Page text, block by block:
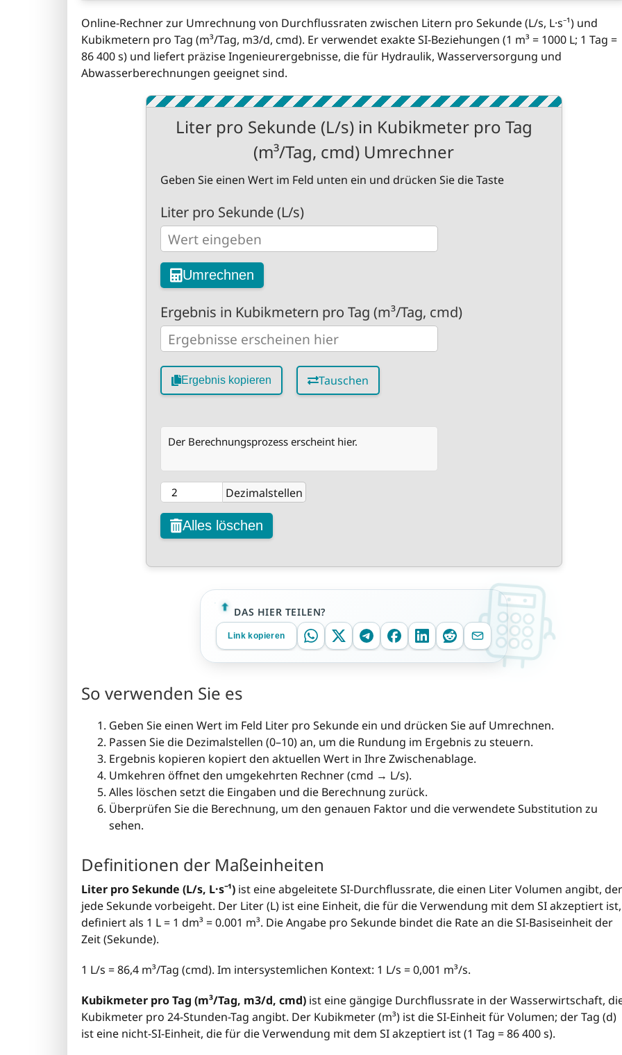
Online-Rechner zur Umrechnung von Durchflussraten zwischen Litern pro Sekunde (L/s, L·s⁻¹) und
Kubikmetern pro Tag (m³/Tag, m3/d, cmd). Er verwendet exakte SI-Beziehungen (1 m³ = 1000 L; 1 Tag =
86 400 s) und liefert präzise Ingenieurergebnisse, die für Hydraulik, Wasserversorgung und
Abwasserberechnungen geeignet sind.
Liter pro Sekunde (L/s) in Kubikmeter pro Tag
(m³/Tag, cmd) Umrechner
Geben Sie einen Wert im Feld unten ein und drücken Sie die Taste
Liter pro Sekunde (L/s)
Umrechnen
Ergebnis in Kubikmetern pro Tag (m³/Tag, cmd)
Ergebnis kopieren Tauschen
Der Berechnungsprozess erscheint hier.
Dezimalstellen
Alles löschen
DAS HIER TEILEN?
Link kopieren
So verwenden Sie es
Geben Sie einen Wert im Feld Liter pro Sekunde ein und drücken Sie auf Umrechnen.
Passen Sie die Dezimalstellen (0–10) an, um die Rundung im Ergebnis zu steuern.
Ergebnis kopieren kopiert den aktuellen Wert in Ihre Zwischenablage.
Umkehren öffnet den umgekehrten Rechner (cmd → L/s).
Alles löschen setzt die Eingaben und die Berechnung zurück.
Überprüfen Sie die Berechnung, um den genauen Faktor und die verwendete Substitution zu
sehen.
Definitionen der Maßeinheiten
Liter pro Sekunde (L/s, L·s⁻¹) ist eine abgeleitete SI-Durchflussrate, die einen Liter Volumen angibt, der
jede Sekunde vorbeigeht. Der Liter (L) ist eine Einheit, die für die Verwendung mit dem SI akzeptiert ist,
definiert als 1 L = 1 dm³ = 0.001 m³. Die Angabe pro Sekunde bindet die Rate an die SI-Basiseinheit der
Zeit (Sekunde).
1 L/s = 86,4 m³/Tag (cmd). Im intersystemlichen Kontext: 1 L/s = 0,001 m³/s.
Kubikmeter pro Tag (m³/Tag, m3/d, cmd) ist eine gängige Durchflussrate in der Wasserwirtschaft,
Kubikmeter pro 24-Stunden-Tag angibt. Der Kubikmeter (m³) ist die SI-Einheit für Volumen; der Tag (d)
ist eine nicht-SI-Einheit, die für die Verwendung mit dem SI akzeptiert ist (1 Tag = 86 400 s).